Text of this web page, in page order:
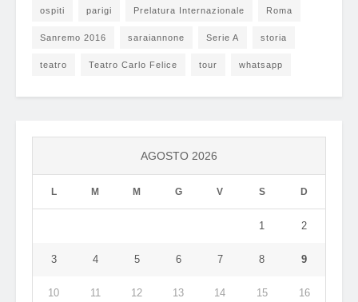
ospiti parigi Prelatura Internazionale Roma
Sanremo 2016 saraiannone Serie A storia
teatro Teatro Carlo Felice tour whatsapp
AGOSTO 2026
L M M G V S D
1 2
3 4 5 6 7 8 9
10 11 12 13 14 15 16